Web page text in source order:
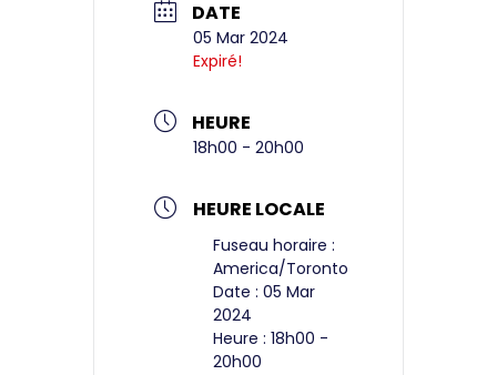
DATE
05 Mar 2024
Expiré!
HEURE
18h00 - 20h00
HEURE LOCALE
Fuseau horaire :
America/Toronto
Date : 05 Mar
2024
Heure : 18h00 -
20h00